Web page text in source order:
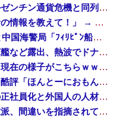
【悲報】アメリカ政府、日本円をアルゼンチン通貨危機と同列扱いへ・・・
【熊本地震】毎日新聞の記者「死傷者の情報を教えて！」 → 企業「個人情報は控えます！」 → 記「年代は？特定につながらないでしょ？教えてよ？教え...
中国「衝突事故！（2025年」中国軍と中国海警局「ﾌｨﾘﾋﾟﾝ船の追跡中に衝突！（8/11」中国「2人死亡」中国政府「1年間隠蔽」日本「隠蔽され...
川底に沈んでいたマンモスやナチス軍艦など露出、熱波でドナウ川が歴史的渇水！
元れいわ新選組代表・山本太郎さん、現在の様子がこちらｗｗｗｗｗ
有名配信者さん、ジャングリア沖縄を酷評「ほんとーにおもんない！カス！」→炎上→逆に配信でブチギレ反論！絶叫しながら熱弁「誰かが声を上げないといけ...
【速報】日銀植田総裁「今後は女性の正社員化と外国人の人材活用が鍵」
防弾ガラスの件で誤情報を拡散した左派、間違いを指摘されても頑として認めなかった結果……